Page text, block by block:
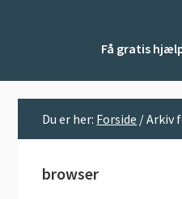
Få gratis
Du er her: Forside /Arkiv
browser